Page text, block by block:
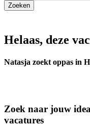
Helaas, deze
Natasja zoekt oppas in
Zoek naar jouw
vacatures